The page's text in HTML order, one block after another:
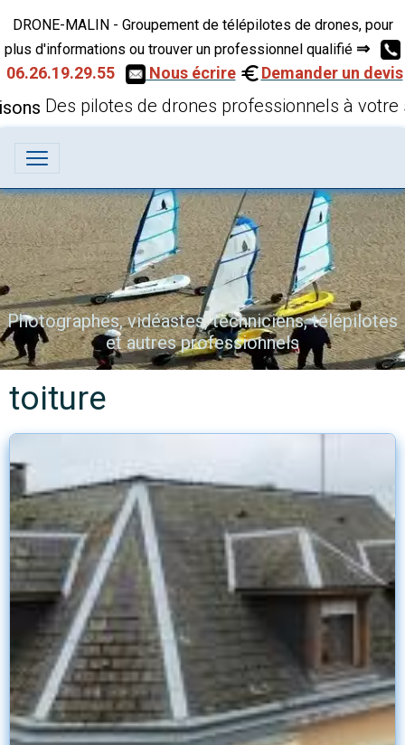
DRONE-MALIN - Groupement de télépilotes de drones, pour
plus d'informations ou trouver un professionnel qualifié ⇒
06.26.19.29.55
Nous écrire Demander un devis
Des pilotes de drones professionnels à votre
Vues aériennes par drone
toiture